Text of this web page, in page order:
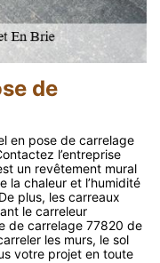
de
en pose de carrelage
l’entreprise
un revêtement mural
la chaleur et l’humidité
plus, les carreaux
le carreleur
de carrelage 77820 de
les murs, le sol
votre projet en toute